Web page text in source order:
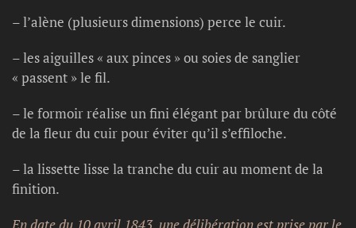
– l’alène (plusieurs dimensions) perce le cuir.
– les aiguilles « aux pinces » ou soies de sanglier
« passent » le fil.
– le formoir réalise un fini élégant par brûlure du côté
de la fleur du cuir pour éviter qu’il s’effiloche.
– la lissette lisse la tranche du cuir au moment de la
finition.
En date du 10 avril 1843, une délibération est prise par le